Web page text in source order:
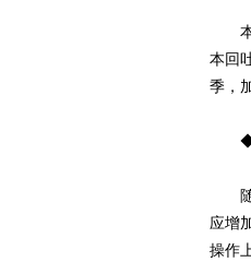
本
本回
季，
◆
随
应增
操作